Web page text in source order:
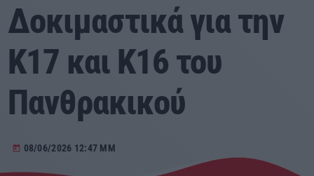
Αρχική
Εκπομπές
Δοκιμαστικά για την
Κ17 και Κ16 του
Πανθρακικού
today 08/06/2026 12:47 ΜΜ